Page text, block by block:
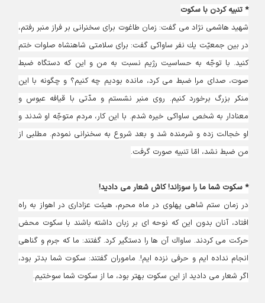
* تنبیه کردن با سکوت
شهيد هاشمى نژاد مى گفت: زمان طاغوت براى سخنرانى بر فراز منبر رفتم،
در بين جمعيّت يك نفر ساواكى گفت: براى سلامتى شاهنشاه صلوات ختم
كنيد. با توجّه به حساسيت رژيم نسبت به من و اين كه دستگاه ضبط
صوت، صداى مرا ضبط مى ‏كرد، مانده بودیم چه كنیم؟ و چگونه با اين
منكر بزرگ برخورد كنیم. روى منبر نشستم و مدّتى با قيافه عبوس و
معنادار به شخص ساواكى خيره شدم. با اين كار، مردم متوجّه او شدند و
او خجالت زده و شرمنده شد و بعد شروع به سخنرانى نمودم. مطلبى از
من ضبط نشد، امّا تنبيه صورت گرفت.
* سكوت شما ما را سوزاند! کاش شعار می دادید!
در زمان ستم‏ شاهى پهلوى در ماه محرم، هيئت عزادارى در اهواز به راه
افتاد، آنان بدون اين كه نوحه ‏اى بر زبان داشته باشند با سكوت محض
حركت مى‏ كردند. ساواك آن ها را دستگير كرد. گفتند: ما كه جرم‏ و گناهى
انجام نداده‏ ايم و حرفى نزده ‏ايم!. ماموران گفتند: سكوت شما بدتر بود،
اگر شعار مى‏ داديد از اين سكوت بهتر بود، ما از سكوت شما سوختيم.